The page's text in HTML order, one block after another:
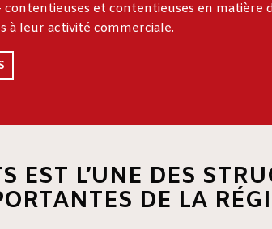
contentieuses et contentieuses en matière
à leur activité commerciale.
EST L’UNE DES
DE LA